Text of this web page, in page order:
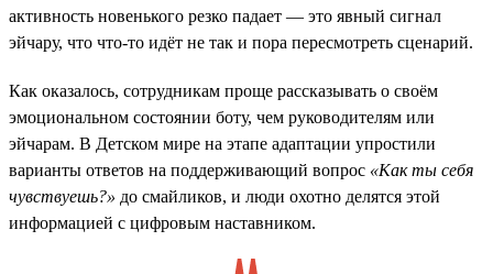
активность новенького резко падает — это явный сигнал
эйчару, что что-то идёт не так и пора пересмотреть сценарий.
Как оказалось, сотрудникам проще рассказывать о своём
эмоциональном состоянии боту, чем руководителям или
эйчарам. В Детском мире на этапе адаптации упростили
варианты ответов на поддерживающий вопрос «Как ты себя
чувствуешь?» до смайликов, и люди охотно делятся этой
информацией с цифровым наставником.